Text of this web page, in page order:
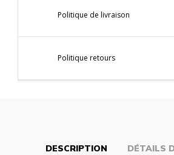
Politique de livraison
Politique retours
DESCRIPTION DÉTAILS